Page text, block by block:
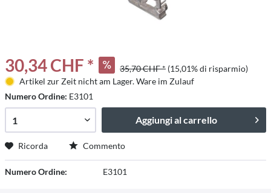
30,34 CHF * 35,70 CHF * (15,01% di risparmio)
Artikel zur Zeit nicht am Lager. Ware im Zulauf
Numero Ordine: E3101
Aggiungi al carrello
Ricorda Commento
Numero Ordine: E3101